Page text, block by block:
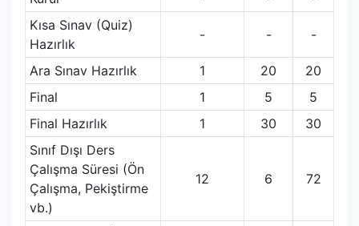
Kısa Sınav (Quiz)
Hazırlık
- - -
Ara Sınav Hazırlık 1 20
20
Final
1 5
5
Final Hazırlık
1 30
30
Sınıf Dışı Ders
Çalışma Süresi (Ön
Çalışma, Pekiştirme
vb.)
12 6 72